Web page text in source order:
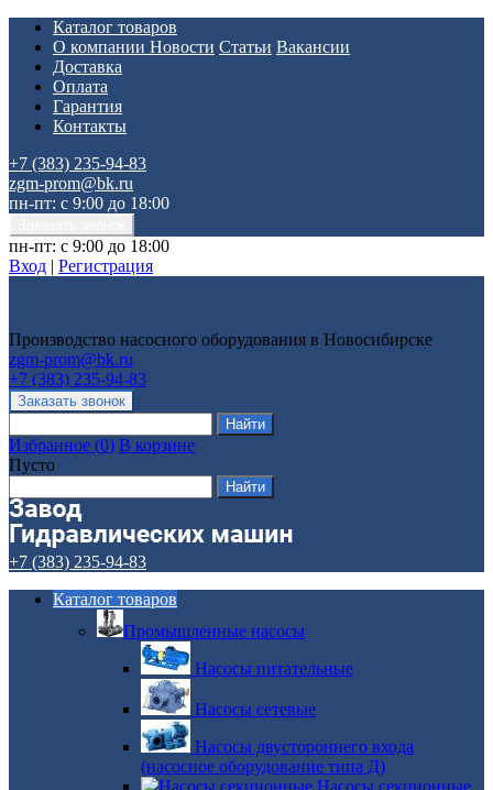
Каталог товаров
О компании Новости Статьи Вакансии
Доставка
Оплата
Гарантия
Контакты
+7 (383) 235-94-83
zgm-prom@bk.ru
пн-пт: с 9:00 до 18:00
пн-пт: с 9:00 до 18:00
Вход | Регистрация
Производство насосного оборудования в Новосибирске
zgm-prom@bk.ru
+7 (383) 235-94-83
Избранное (0) В корзине
Пусто
+7 (383) 235-94-83
Каталог товаров
Промышленные насосы
Насосы питательные
Насосы сетевые
Насосы двустороннего входа
(насосное оборудование типа Д)
Насосы секционные